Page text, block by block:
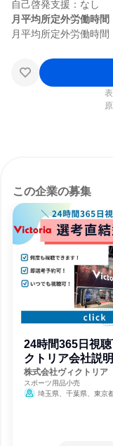
月平均所定外労働時間
この企業の募集
24時間365日視
クトリア会社説
株式会社ヴィクトリア
スポーツ用品小売
埼玉県、千葉県、東京